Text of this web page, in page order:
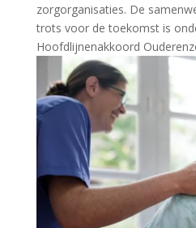
zorgorganisaties. De
trots voor de toekomst is
Hoofdlijnenakkoord